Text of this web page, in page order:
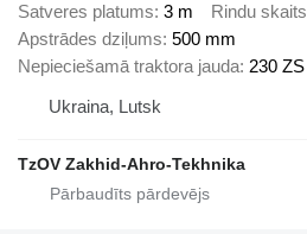
Satveres platums 3 m Rindu skaits
Apstrādes dziļums 500 mm
Nepieciešamā traktora jauda 230 ZS
Ukraina, Lutsk
TzOV Zakhid-Ahro-Tekhnika